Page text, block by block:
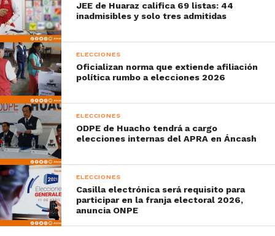
JEE de Huaraz califica 69 listas: 44
inadmisibles y solo tres admitidas
ELECCIONES
Oficializan norma que extiende afiliación
política rumbo a elecciones 2026
ELECCIONES
ODPE de Huacho tendrá a cargo
elecciones internas del APRA en Áncash
ELECCIONES
Casilla electrónica será requisito para
participar en la franja electoral 2026,
anuncia ONPE